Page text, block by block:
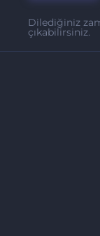
Dilediğiniz
çıkabilirsiniz.